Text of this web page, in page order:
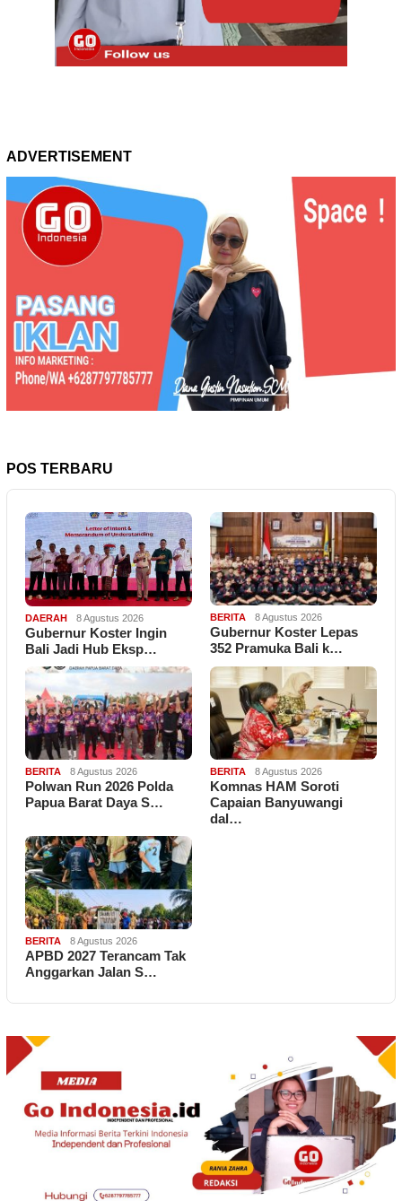
ADVERTISEMENT
POS TERBARU
DAERAH 8 Agustus 2026
Gubernur Koster Ingin
Bali Jadi Hub Eksp…
BERITA 8 Agustus 2026
Gubernur Koster Lepas
352 Pramuka Bali k…
BERITA 8 Agustus 2026
Polwan Run 2026 Polda
Papua Barat Daya S…
BERITA 8 Agustus 2026
Komnas HAM Soroti
Capaian Banyuwangi
dal…
BERITA 8 Agustus 2026
APBD 2027 Terancam Tak
Anggarkan Jalan S…